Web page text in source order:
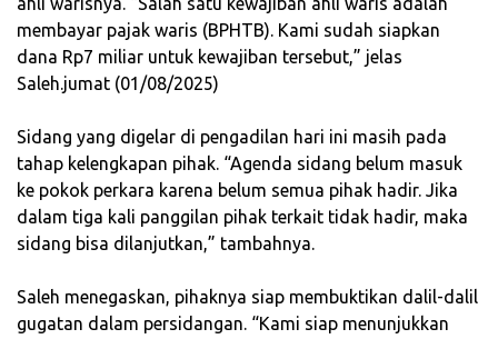
membayar pajak waris (BPHTB). Kami sudah siapkan
dana Rp7 miliar untuk kewajiban tersebut,” jelas
Saleh.jumat (01/08/2025)
‎Sidang yang digelar di pengadilan hari ini masih pada
tahap kelengkapan pihak. “Agenda sidang belum masuk
ke pokok perkara karena belum semua pihak hadir. Jika
dalam tiga kali panggilan pihak terkait tidak hadir, maka
sidang bisa dilanjutkan,” tambahnya.
‎Saleh menegaskan, pihaknya siap membuktikan dalil-dalil
gugatan dalam persidangan. “Kami siap menunjukkan